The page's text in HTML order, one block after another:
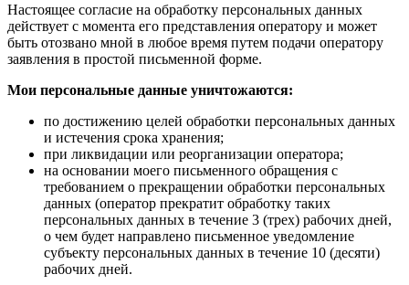
Настоящее согласие на обработку персональных данных
действует с момента его представления оператору и может
быть отозвано мной в любое время путем подачи оператору
заявления в простой письменной форме.
Мои персональные данные уничтожаются:
по достижению целей обработки персональных данных
и истечения срока хранения;
при ликвидации или реорганизации оператора;
на основании моего письменного обращения с
требованием о прекращении обработки персональных
данных (оператор прекратит обработку таких
персональных данных в течение 3 (трех) рабочих дней,
о чем будет направлено письменное уведомление
субъекту персональных данных в течение 10 (десяти)
рабочих дней.